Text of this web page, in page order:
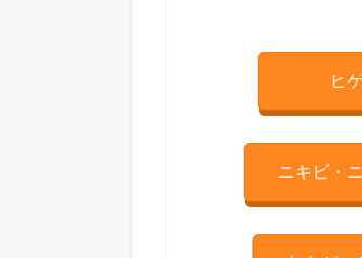
ヒ
ニキビ・